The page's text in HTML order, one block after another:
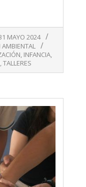
MAYO 2024
, INFANCIA,
,TALLERES